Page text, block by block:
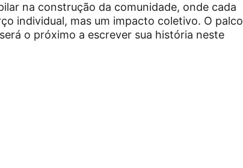
na construção da comunidade, onde cada
individual, mas um impacto coletivo. O palco
o próximo a escrever sua história neste